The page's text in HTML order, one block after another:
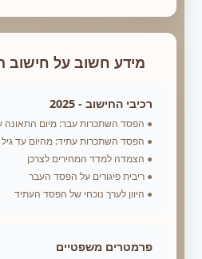
מידע חשוב על
רכיבי החישוב - 2025
הפסד השתכרות עבר: מיום התאונה
הפסד השתכרות עתיד: מהיום עד
הצמדה למדד המחירים לצרכן
ריבית פיגורים על הפסד העבר
היוון לערך נוכחי של הפסד העתיד
פרמטרים משפטיים